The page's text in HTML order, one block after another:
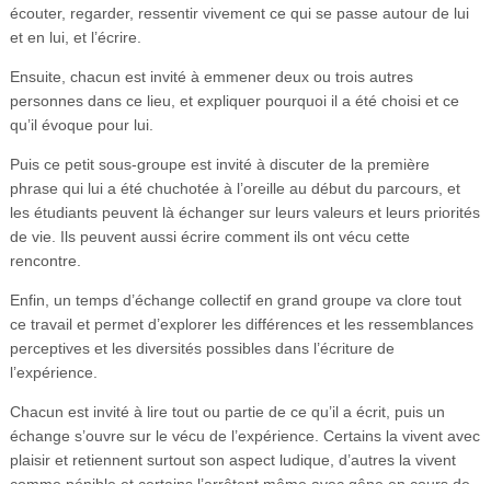
écouter, regarder, ressentir vivement ce qui se passe autour de lui
et en lui, et l’écrire.
Ensuite, chacun est invité à emmener deux ou trois autres
personnes dans ce lieu, et expliquer pourquoi il a été choisi et ce
qu’il évoque pour lui.
Puis ce petit sous-groupe est invité à discuter de la première
phrase qui lui a été chuchotée à l’oreille au début du parcours, et
les étudiants peuvent là échanger sur leurs valeurs et leurs priorités
de vie. Ils peuvent aussi écrire comment ils ont vécu cette
rencontre.
Enfin, un temps d’échange collectif en grand groupe va clore tout
ce travail et permet d’explorer les différences et les ressemblances
perceptives et les diversités possibles dans l’écriture de
l’expérience.
Chacun est invité à lire tout ou partie de ce qu’il a écrit, puis un
échange s’ouvre sur le vécu de l’expérience. Certains la vivent avec
plaisir et retiennent surtout son aspect ludique, d’autres la vivent